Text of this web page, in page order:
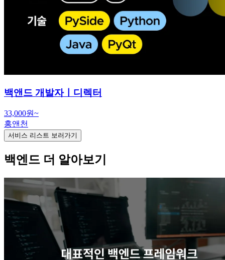
백앤드 개발자ㅣ디렉터
33,000원~
홍앤천
서비스 리스트 보러가기
백엔드 더 알아보기